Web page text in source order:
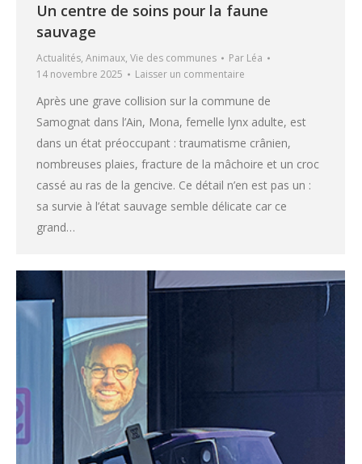
Un centre de soins pour la faune
sauvage
Actualités, Animaux, Vie des communes Par Léa
14 novembre 2025
Laisser un commentaire
Après une grave collision sur la commune de
Samognat dans l’Ain, Mona, femelle lynx adulte, est
dans un état préoccupant : traumatisme crânien,
nombreuses plaies, fracture de la mâchoire et un croc
cassé au ras de la gencive. Ce détail n’en est pas un :
sa survie à l’état sauvage semble délicate car ce
grand…